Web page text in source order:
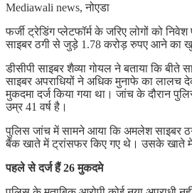
Mediawali news, नोएडा
फर्जी ट्रेडिंग प्लेटफॉर्म के जरिए लोगों को
साइबर ठगी से जुड़े 1.78 करोड़ रुपए आने का
डीसीपी साइबर शैव्या गोयल ने बताया कि
साइबर अपराधियों ने अधिक मुनाफे का लालच
मुकदमा दर्ज किया गया था। जांच के दौरान
उम्र 41 वर्ष है।
पुलिस जांच में सामने आया कि अमलेश साइबर
बैंक खाते में ट्रांसफर किए गए थे। उसके खाते
पहले से दर्ज हैं 26 मुकदमे